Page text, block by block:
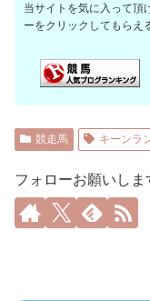
当サイトを気に入って頂
ーをクリックしてもらえ
競走馬 キーンラ
フォローお願いしま